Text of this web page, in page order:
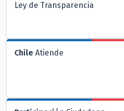
Ley de Transparencia
Chile Atiende